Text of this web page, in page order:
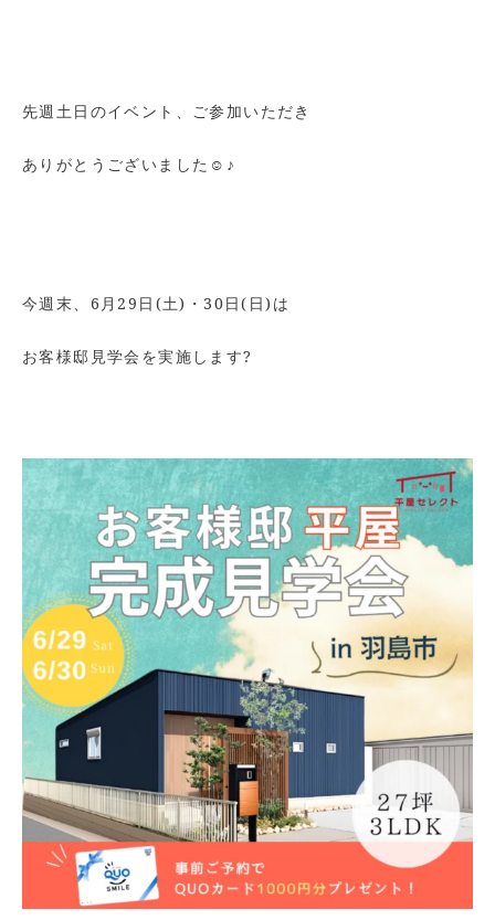
先週土日のイベント、ご参加いただき
ありがとうございました☺♪
今週末、6月29日(土)・30日(日)は
お客様邸見学会を実施します?